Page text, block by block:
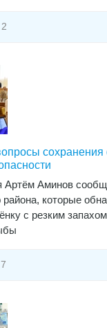
2
сохранения
Артём Аминов
района, которые
с резким
7